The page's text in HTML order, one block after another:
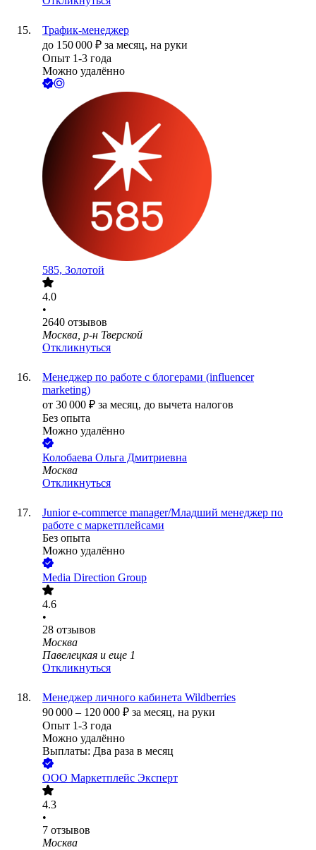
Трафик-менеджер
до 150 000 ₽ за месяц, на руки
Опыт 1-3 года
Можно удалённо
585, Золотой
4.0
•
2640 отзывов
Москва, р-н Тверской
Откликнуться
Менеджер по работе с блогерами (influencer
marketing)
от 30 000 ₽ за месяц, до вычета налогов
Без опыта
Можно удалённо
Колобаева Ольга Дмитриевна
Москва
Откликнуться
Junior e-commerce manager/Младший менеджер по
работе с маркетплейсами
Без опыта
Можно удалённо
Media Direction Group
4.6
•
28 отзывов
Москва
Павелецкая и еще 1
Откликнуться
Менеджер личного кабинета Wildberries
90 000 – 120 000 ₽ за месяц, на руки
Опыт 1-3 года
Можно удалённо
Выплаты: Два раза в месяц
ООО Маркетплейс Эксперт
4.3
•
7 отзывов
Москва